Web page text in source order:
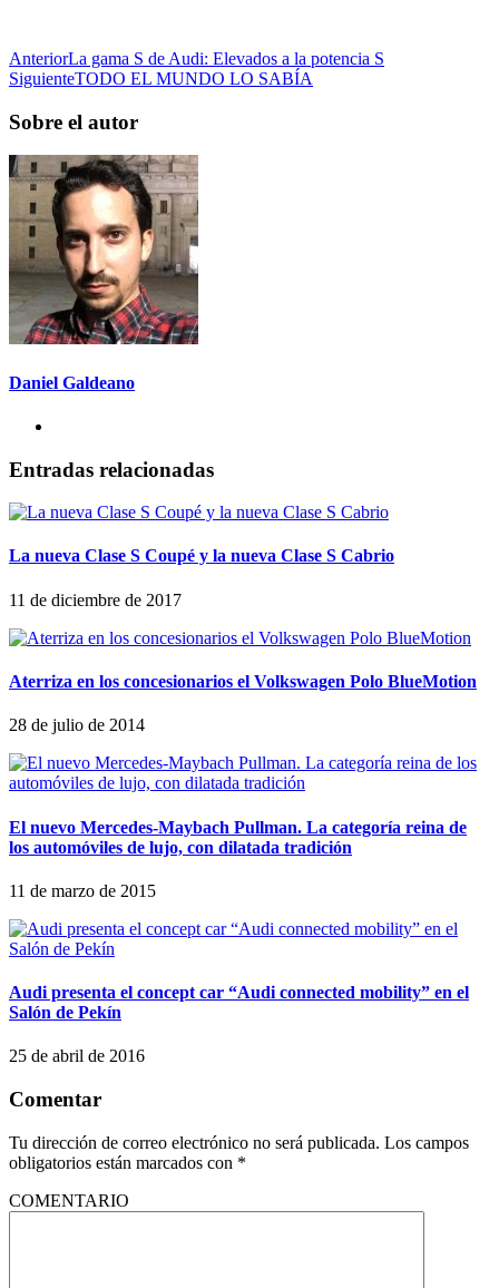
AnteriorLa gama S de Audi: Elevados a la potencia S
SiguienteTODO EL MUNDO LO SABÍA
Sobre el autor
Daniel Galdeano
Entradas relacionadas
La nueva Clase S Coupé y la nueva Clase S Cabrio
11 de diciembre de 2017
Aterriza en los concesionarios el Volkswagen Polo BlueMotion
28 de julio de 2014
El nuevo Mercedes-Maybach Pullman. La categoría reina de
los automóviles de lujo, con dilatada tradición
11 de marzo de 2015
Audi presenta el concept car “Audi connected mobility” en el
Salón de Pekín
25 de abril de 2016
Comentar
Tu dirección de correo electrónico no será publicada. Los campos
obligatorios están marcados con *
COMENTARIO